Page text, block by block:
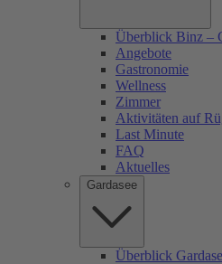
Überblick Binz –
Angebote
Gastronomie
Wellness
Zimmer
Aktivitäten auf
Last Minute
FAQ
Aktuelles
Gardasee
Überblick